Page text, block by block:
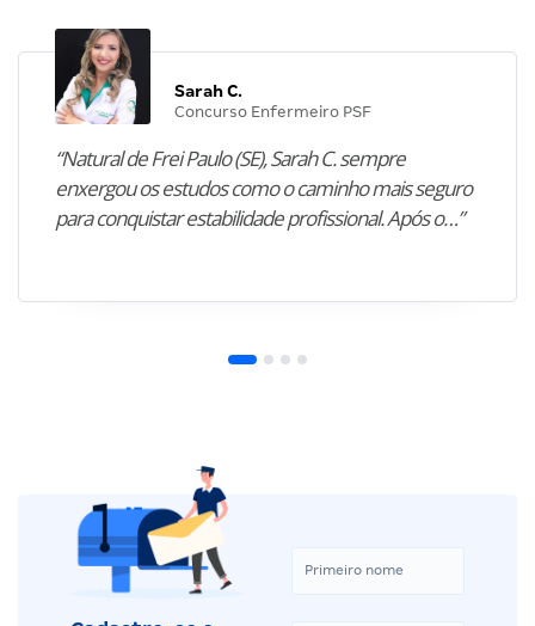
Sarah C.
Concurso Enfermeiro PSF
“Natural de Frei Paulo (SE), Sarah C. sempre
enxergou os estudos como o caminho mais seguro
para conquistar estabilidade profissional. Após o…”